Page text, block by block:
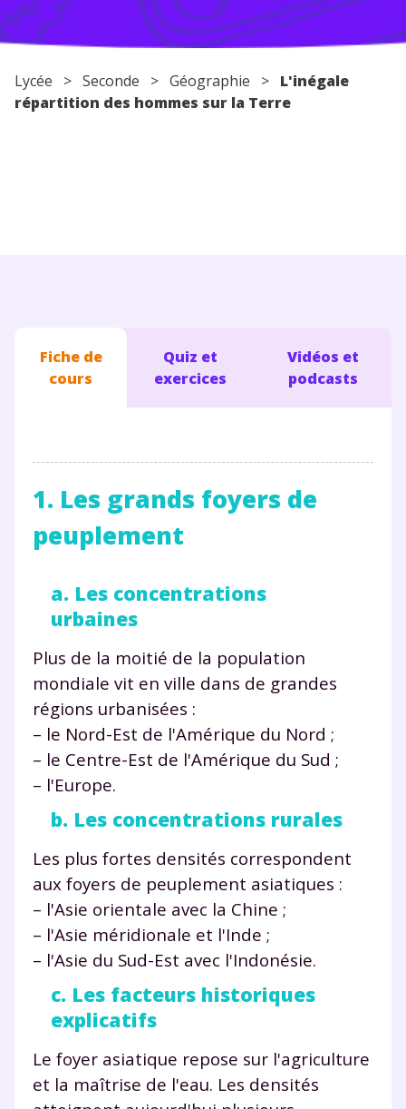
Conseils pour les parents
Lycée > Seconde > Géographie > L'inégale
répartition des hommes sur la Terre
Fiche de
cours
Quiz et
exercices
Vidéos et
podcasts
1. Les grands foyers de
peuplement
a. Les concentrations
urbaines
Plus de la moitié de la population
mondiale vit en ville dans de grandes
régions urbanisées :
– le Nord-Est de l'Amérique du Nord ;
– le Centre-Est de l'Amérique du Sud ;
– l'Europe.
b. Les concentrations rurales
Les plus fortes densités correspondent
aux foyers de peuplement asiatiques :
– l'Asie orientale avec la Chine ;
– l'Asie méridionale et l'Inde ;
– l'Asie du Sud-Est avec l'Indonésie.
c. Les facteurs historiques
explicatifs
Le foyer asiatique repose sur l'agriculture
et la maîtrise de l'eau. Les densités